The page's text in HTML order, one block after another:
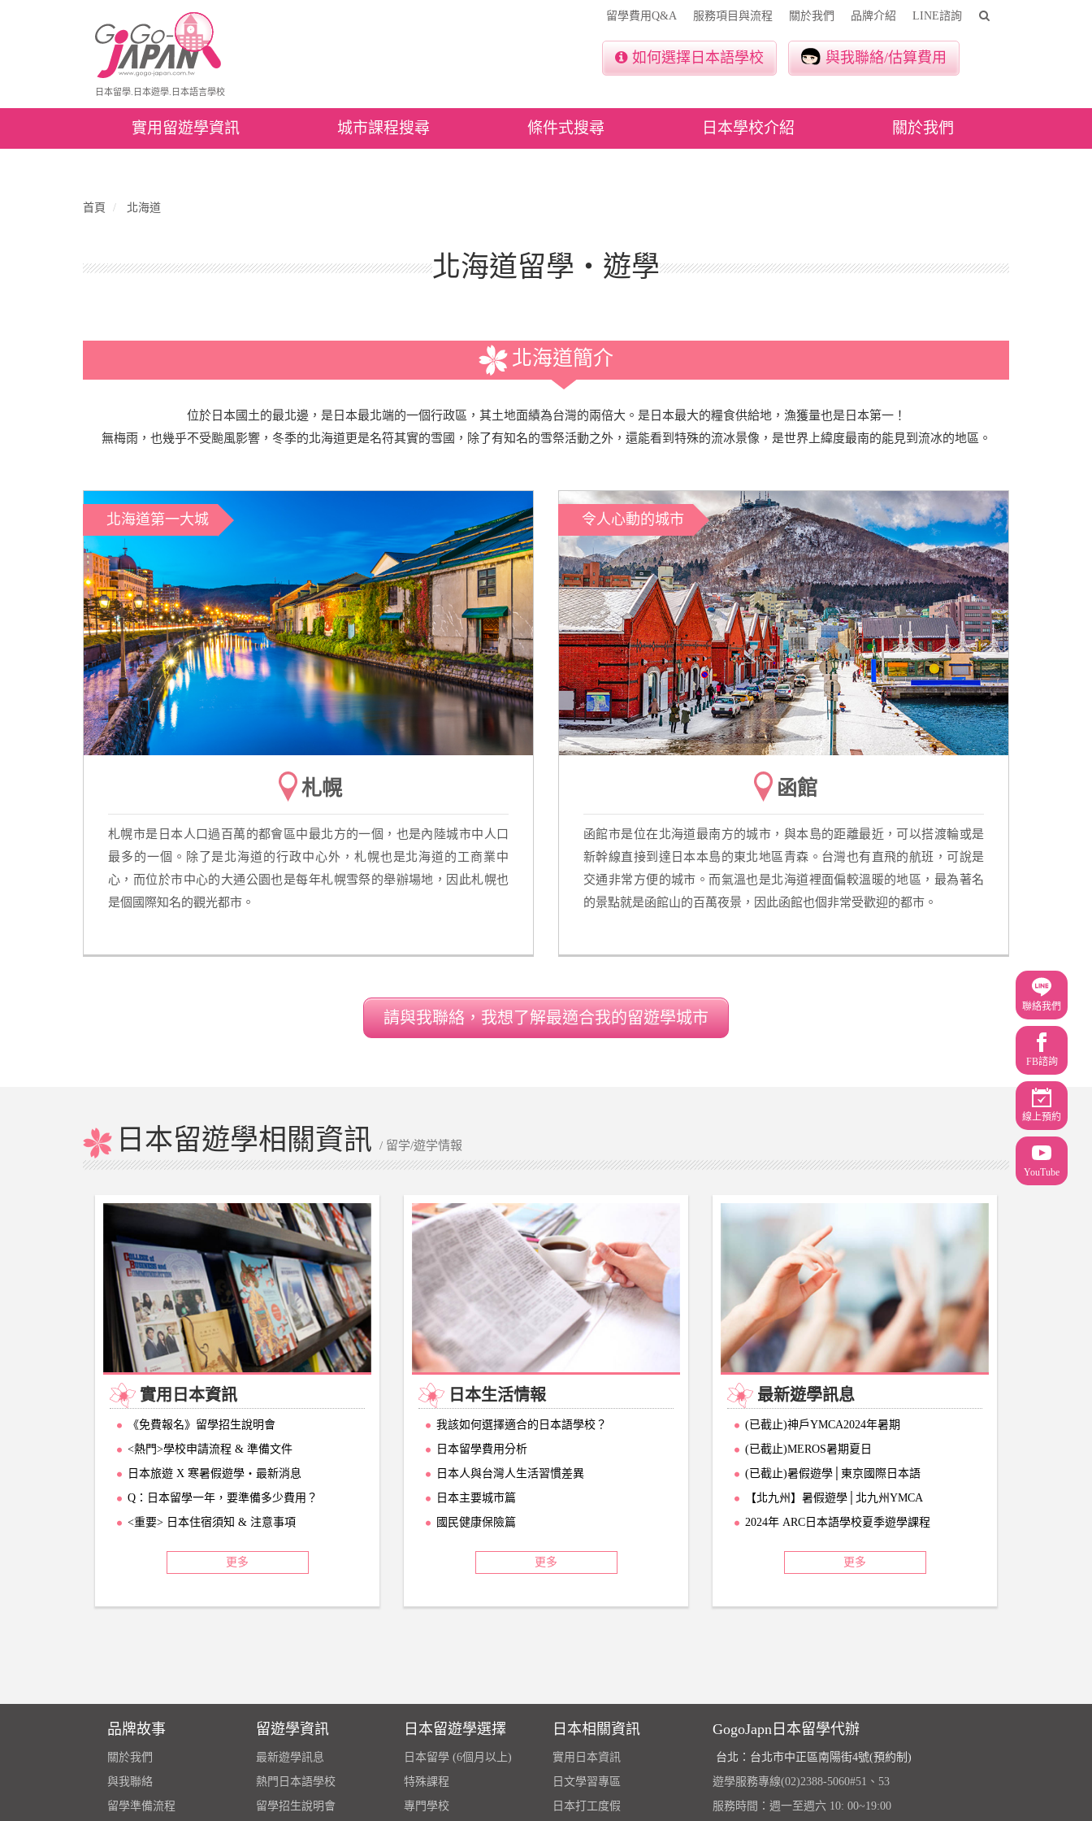
日本留學.日本遊學.日本語言學校
留學費用Q&A 服務項目與流程 關於我們 品牌介紹 LINE諮詢
如何選擇日本語學校 與我聯絡/估算費用
實用留遊學資訊 城市課程搜尋 條件式搜尋 日本學校介紹 關於我們
首頁 北海道
北海道留學‧遊學
北海道簡介
位於日本國土的最北邊，是日本最北端的一個行政區，其土地面績為台灣的兩倍大。是日本最大的糧食供給地，漁獲量也是日本第一！
無梅雨，也幾乎不受颱風影響，冬季的北海道更是名符其實的雪國，除了有知名的雪祭活動之外，還能看到特殊的流冰景像，是世界上緯度最南的能見到流冰的地區。
北海道第一大城
札幌
札幌市是日本人口過百萬的都會區中最北方的一個，也是內陸城市中人口
最多的一個。除了是北海道的行政中心外，札幌也是北海道的工商業中
心，而位於市中心的大通公園也是每年札幌雪祭的舉辦場地，因此札幌也
是個國際知名的觀光都市。
令人心動的城市
函館
函館市是位在北海道最南方的城市，與本島的距離最近，可以搭渡輪或是
新幹線直接到達日本本島的東北地區青森。台灣也有直飛的航班，可說是
交通非常方便的城市。而氣溫也是北海道裡面偏較溫暖的地區，最為著名
的景點就是函館山的百萬夜景，因此函館也個非常受歡迎的都市。
請與我聯絡，我想了解最適合我的留遊學城市
日本留遊學相關資訊/ 留学/遊学情報
實用日本資訊
《免費報名》留學招生說明會
<熱門>學校申請流程 & 準備文件
日本旅遊 X 寒暑假遊學‧最新消息
Q：日本留學一年，要準備多少費用？
<重要> 日本住宿須知 & 注意事項
更多
日本生活情報
我該如何選擇適合的日本語學校？
日本留學費用分析
日本人與台灣人生活習慣差異
日本主要城市篇
國民健康保險篇
更多
最新遊學訊息
(已截止)神戶YMCA2024年暑期
(已截止)MEROS暑期夏日
(已截止)暑假遊學│東京國際日本語
【北九州】暑假遊學│北九州YMCA
2024年 ARC日本語學校夏季遊學課程
更多
品牌故事
關於我們
與我聯絡
留學準備流程
留遊學資訊
最新遊學訊息
熱門日本語學校
留學招生說明會
日本留遊學選擇
日本留學 (6個月以上)
特殊課程
專門學校
日本相關資訊
實用日本資訊
日文學習專區
日本打工度假
GogoJapn日本留學代辦
台北：台北市中正區南陽街4號(預約制)
遊學服務專線(02)2388-5060#51、53
服務時間：週一至週六 10: 00~19:00
聯絡我們
FB諮詢
線上預約
YouTube